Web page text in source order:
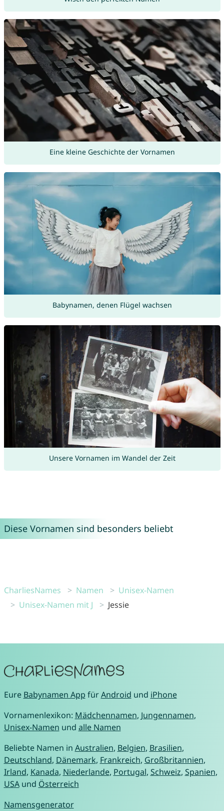
Eine kleine Geschichte der Vornamen
Babynamen, denen Flügel wachsen
Unsere Vornamen im Wandel der Zeit
Diese Vornamen sind besonders beliebt
CharliesNames Namen
Unisex-Namen
Unisex-Namen mit J
Jessie
Eure Babynamen App fürAndroid und iPhone
Vornamenlexikon: Mädchennamen, Jungennamen,
Unisex-Namen und alle Namen
Beliebte Namen in Australien, Belgien, Brasilien,
Deutschland, Dänemark, Frankreich, Großbritannien,
Irland, Kanada, Niederlande, Portugal, Schweiz, Spanien,
USAund Österreich
Namensgenerator